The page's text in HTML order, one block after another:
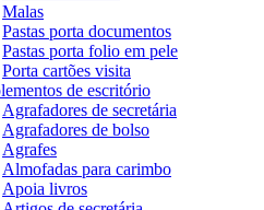
Malas
Pastas porta documentos
Pastas porta folio em pele
Porta cartões visita
de escritório
Agrafadores de secretária
Agrafadores de bolso
Agrafes
Almofadas para carimbo
Apoia livros